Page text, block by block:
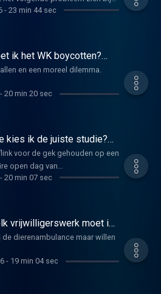
- 23 min 44 sec
ik het WK boycotten?
en een moreel dilemma.
20 min 20 sec
kies ik de juiste studie?
voor de gek gehouden op een
open dag van
20 min 07 sec
vrijwilligerswerk moet ik
de dierenambulance maar willen
- 19 min 04 sec